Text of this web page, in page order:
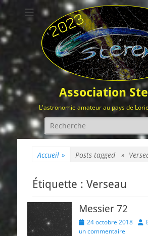
Association
L'astronomie amateur au pays de
Rechercher :
Accueil » Posts tagged »
Étiquette : Verseau
Messier 72
Posted
on
24 octobre 2018
un commentaire